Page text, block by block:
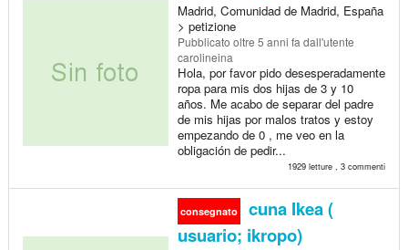
Madrid, Comunidad de Madrid, España
> petizione
Pubblicato oltre 5 anni fa dall'utente
carolineina
Hola, por favor pido desesperadamente
ropa para mis dos hijas de 3 y 10
años. Me acabo de separar del padre
de mis hijas por malos tratos y estoy
empezando de 0 , me veo en la
obligación de pedir...
1929 letture , 3 commenti
consegnato
cuna Ikea (
usuario; ikropo)